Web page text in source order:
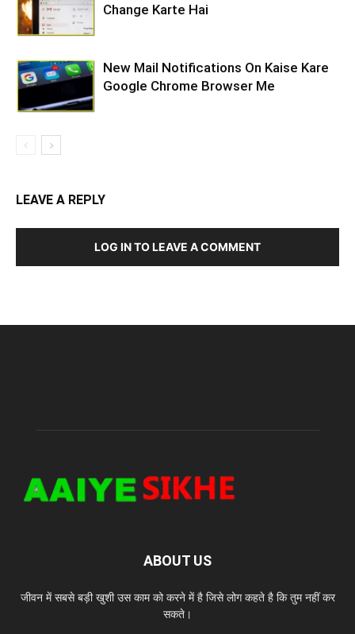
Change Karte Hai
New Mail Notifications On Kaise Kare
Google Chrome Browser Me
LEAVE A REPLY
LOG IN TO LEAVE A COMMENT
ABOUT US
जीवन में सबसे बड़ी खुशी उस काम को करने में है जिसे लोग कहते है कि तुम नहीं कर
सकते।